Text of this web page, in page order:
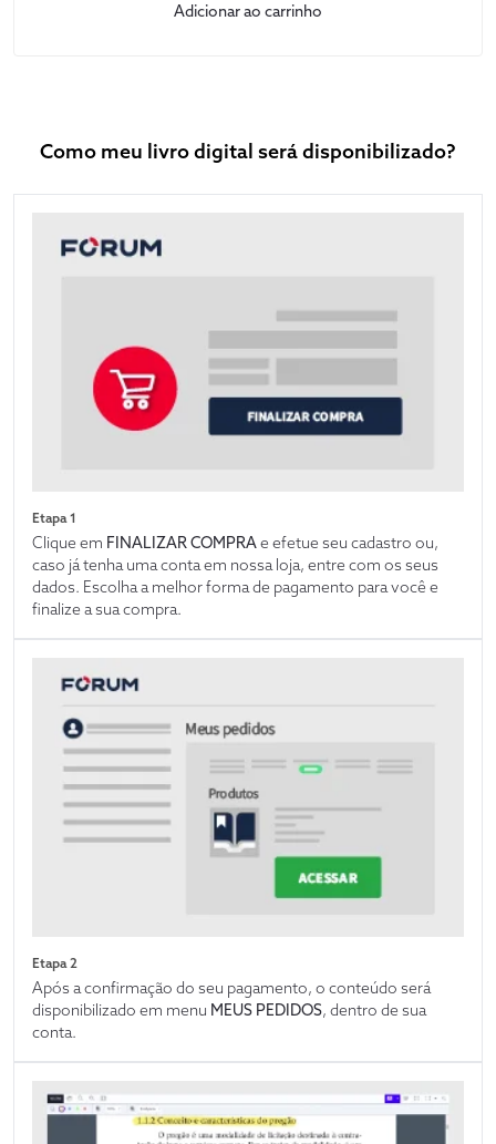
Adicionar ao carrinho
Como meu livro digital será disponibilizado?
Etapa 1
Clique em FINALIZAR COMPRAe efetue seu cadastro ou,
caso já tenha uma conta em nossa loja, entre com os seus
dados. Escolha a melhor forma de pagamento para você e
finalize a sua compra.
Etapa 2
Após a confirmação do seu pagamento, o conteúdo será
disponibilizado em menu MEUS PEDIDOS, dentro de sua
conta.